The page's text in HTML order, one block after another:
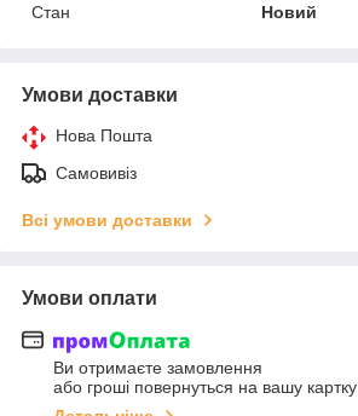
Стан
Новий
Умови доставки
Нова Пошта
Самовивіз
Всі умови доставки
Умови оплати
Ви отримаєте замовлення
або гроші повернуться на вашу картку